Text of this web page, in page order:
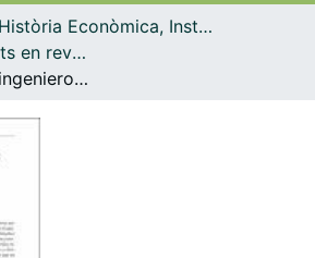
Navega per tot el DD
Història Econòmica, Institucions, Política i Economia Mundial
Articles publicats en revistes (Història Econòmica, Institucions, Política i Economia Mundial)
Economistas e ingenieros, industriales y políticos: industrialismos en la España liberal (1800-1850)